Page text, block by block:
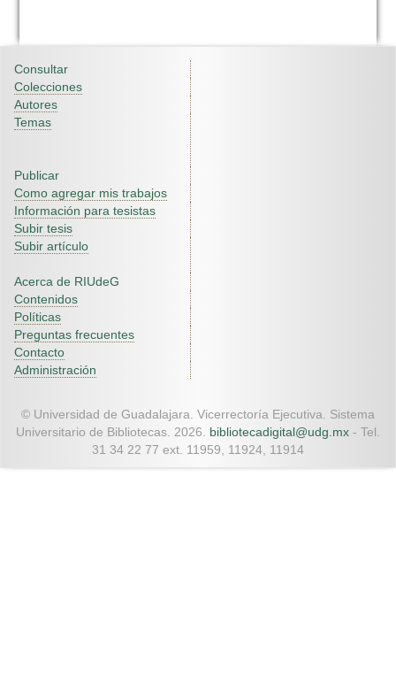
Consultar
Colecciones
Autores
Temas
Publicar
Como agregar mis trabajos
Información para tesistas
Subir tesis
Subir artículo
Acerca de RIUdeG
Contenidos
Políticas
Preguntas frecuentes
Contacto
Administración
© Universidad de Guadalajara. Vicerrectoría Ejecutiva. Sistema
Universitario de Bibliotecas. 2026. bibliotecadigital@udg.mx - Tel.
31 34 22 77 ext. 11959, 11924, 11914